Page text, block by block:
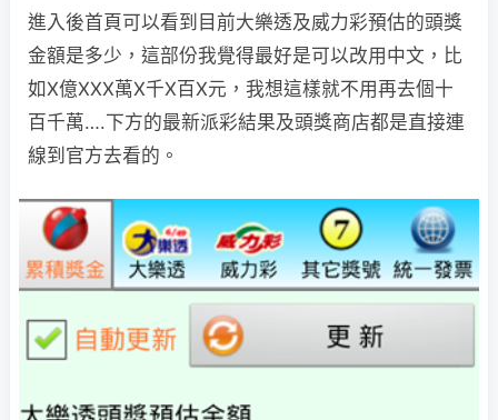
進入後首頁可以看到目前大樂透及威力彩預估的頭獎
金額是多少，這部份我覺得最好是可以改用中文，比
如X億XXX萬X千X百X元，我想這樣就不用再去個十
百千萬….下方的最新派彩結果及頭獎商店都是直接連
線到官方去看的。